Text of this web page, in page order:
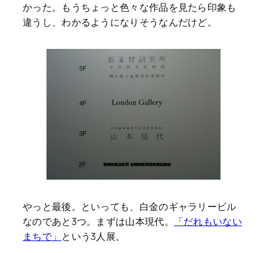
かった。もうちょっと色々な作品を見たら印象も
違うし、わかるようになりそうなんだけど。
やっと最後。といっても、白金のギャラリービル
なのであと3つ。まずは山本現代。
「だれもいない
まちで」 という3人展。